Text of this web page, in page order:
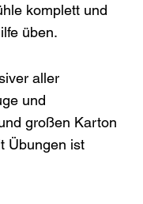
komplett und
üben.
aller
und
großen Karton
Übungen ist